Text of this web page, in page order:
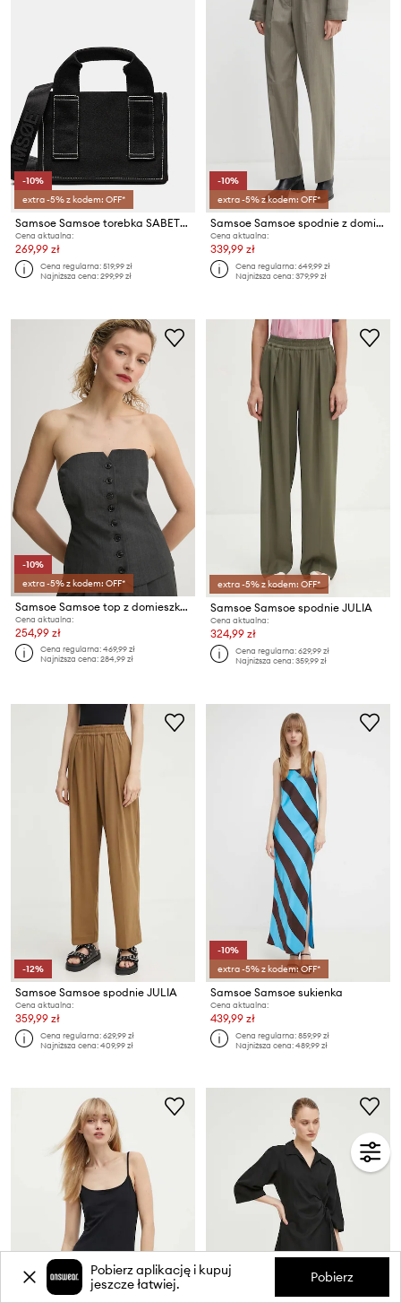
-10%
extra -5% z kodem: OFF*
Samsoe Samsoe torebka SABETTYS
Cena aktualna:
269,99 zł
Cena regularna:519,99 zł
Najniższa cena:299,99 zł
-10%
extra -5% z kodem: OFF*
Samsoe Samsoe spodnie z domieszką wełny SATOVE
Cena aktualna:
339,99 zł
Cena regularna:649,99 zł
Najniższa cena:379,99 zł
-10%
extra -5% z kodem: OFF*
Samsoe Samsoe top z domieszką wełny SAELLEN
Cena aktualna:
254,99 zł
Cena regularna:469,99 zł
Najniższa cena:284,99 zł
extra -5% z kodem: OFF*
Samsoe Samsoe spodnie JULIA
Cena aktualna:
324,99 zł
Cena regularna:629,99 zł
Najniższa cena:359,99 zł
-12%
Samsoe Samsoe spodnie JULIA
Cena aktualna:
359,99 zł
Cena regularna:629,99 zł
Najniższa cena:409,99 zł
-10%
extra -5% z kodem: OFF*
Samsoe Samsoe sukienka
Cena aktualna:
439,99 zł
Cena regularna:859,99 zł
Najniższa cena:489,99 zł
Pobierz aplikację i kupuj
jeszcze łatwiej.
Pobierz